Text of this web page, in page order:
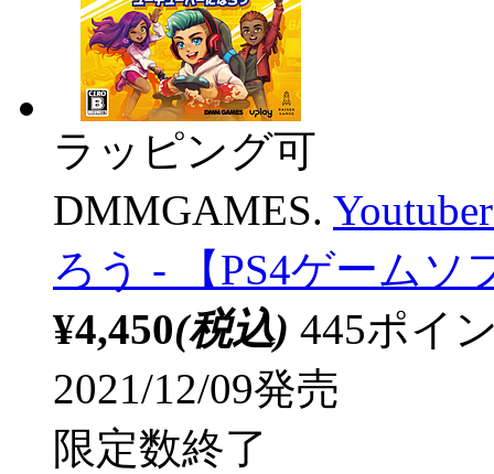
ラッピング可
DMMGAMES.
ろう - 【PS4ゲームソ
¥4,450(税込) 445ポイ
2021/12/09発売
限定数終了